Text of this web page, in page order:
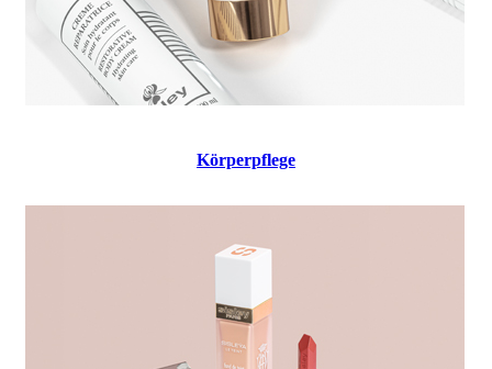
Körperpflege